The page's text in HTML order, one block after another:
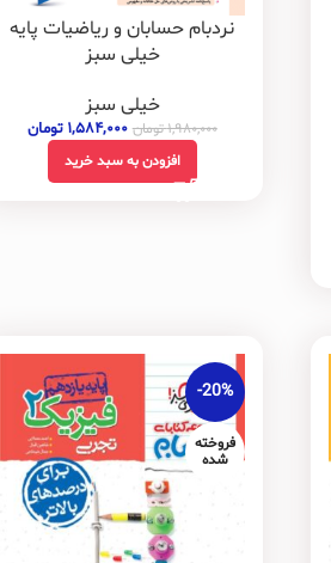
نردبام حسابان و ریاضیات پایه
خیلی سبز
خیلی سبز
۱,۹۸۰,۰۰۰تومان ۱,۵۸۴,۰۰۰ تومان
افزودن به سبد خرید
-20%
فروخته
شده